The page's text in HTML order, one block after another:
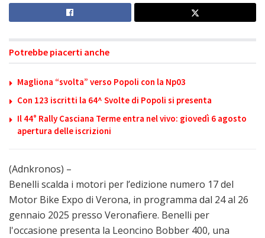
Potrebbe piacerti anche
Magliona “svolta” verso Popoli con la Np03
Con 123 iscritti la 64^ Svolte di Popoli si presenta
Il 44° Rally Casciana Terme entra nel vivo: giovedì 6 agosto
apertura delle iscrizioni
(Adnkronos) –
Benelli scalda i motori per l’edizione numero 17 del
Motor Bike Expo di Verona, in programma dal 24 al 26
gennaio 2025 presso Veronafiere. Benelli per
l'occasione presenta la Leoncino Bobber 400, una